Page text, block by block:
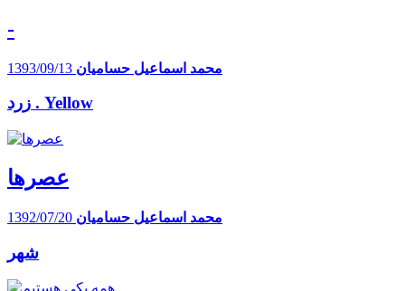
-
محمد اسماعیل حسامیان 1393/09/13
زرد . Yellow
عصرها
محمد اسماعیل حسامیان 1392/07/20
شهر